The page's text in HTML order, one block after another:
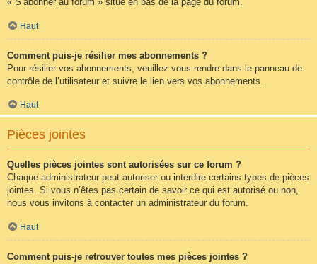
Haut
Comment puis-je résilier mes abonnements ?
Pour résilier vos abonnements, veuillez vous rendre dans le panneau de
contrôle de l’utilisateur et suivre le lien vers vos abonnements.
Haut
Pièces jointes
Quelles pièces jointes sont autorisées sur ce forum ?
Chaque administrateur peut autoriser ou interdire certains types de pièces
jointes. Si vous n’êtes pas certain de savoir ce qui est autorisé ou non,
nous vous invitons à contacter un administrateur du forum.
Haut
Comment puis-je retrouver toutes mes pièces jointes ?